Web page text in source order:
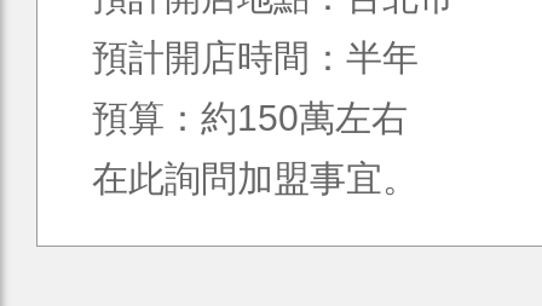
預計開店時間：半年
預算：約150萬左右
在此詢問加盟事宜。